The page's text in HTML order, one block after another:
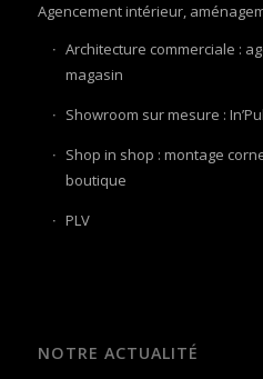
Agencement intérieur,
Architecture commerciale :
magasin
Showroom sur mesure :
Shop in shop : montage
boutique
PLV
NOTRE ACTUALITÉ